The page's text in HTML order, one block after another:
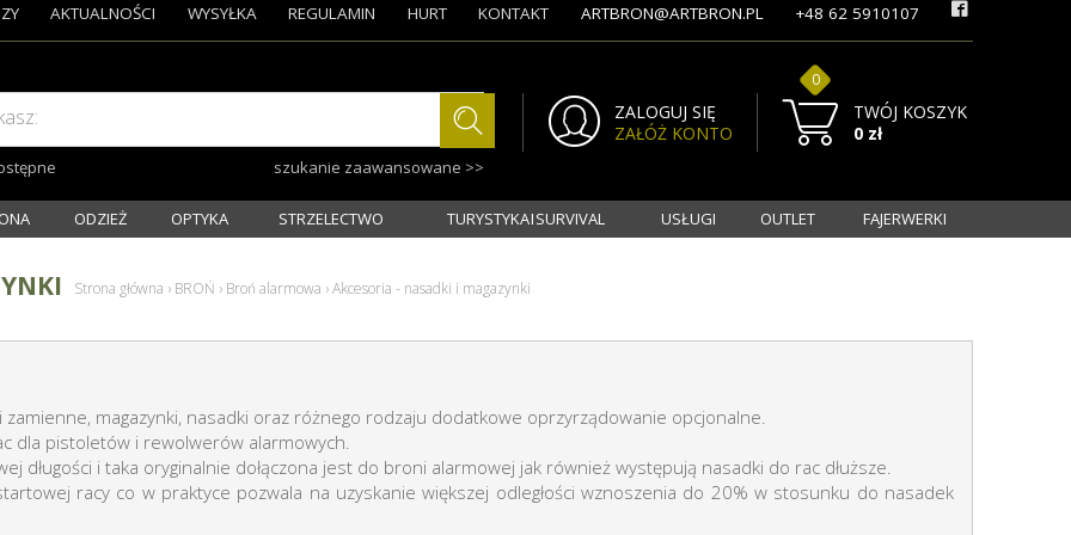
szukanie zaawansowane >>
ZALOGUJ SIĘ
ZAŁÓŻ KONTO
TWÓJ KOSZYK
0
0 zł
AKTUALNOŚCI WYSYŁKA REGULAMIN HURT KONTAKT ARTBRON@ARTBRON.PL +48 62 5910107
ODZIEŻ OPTYKA STRZELECTWO TURYSTYKA I SURVIVAL USŁUGI OUTLET FAJERWERKI
Strona główna › BROŃ › Broń alarmowa ›Akcesoria - nasadki i magazynki
magazynki, nasadki oraz różnego rodzaju dodatkowe oprzyrządowanie opcjonalne.
dla pistoletów i rewolwerów alarmowych.
długości i taka oryginalnie dołączona jest do broni alarmowej jak również występują nasadki do rac dłuższe.
racy co w praktyce pozwala na uzyskanie większej odległości wznoszenia do 20% w stosunku do nasadek